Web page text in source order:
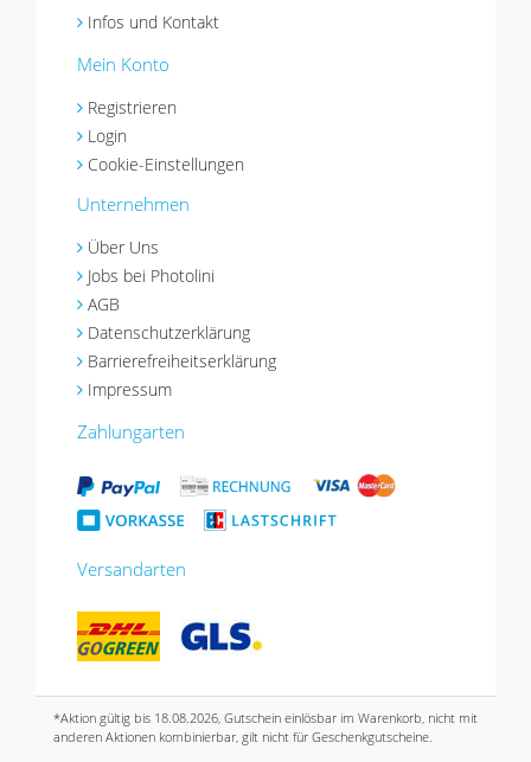
Infos und Kontakt
Mein Konto
Registrieren
Login
Cookie-Einstellungen
Unternehmen
Über Uns
Jobs bei Photolini
AGB
Datenschutzerklärung
Barrierefreiheitserklärung
Impressum
Zahlungarten
Versandarten
*Aktion gültig bis 18.08.2026, Gutschein einlösbar im Warenkorb, nicht mit
anderen Aktionen kombinierbar, gilt nicht für Geschenkgutscheine.